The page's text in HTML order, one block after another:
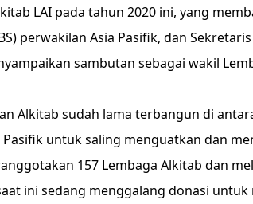
LAI pada tahun 2020 ini, yang
perwakilan Asia Pasifik, dan
sambutan sebagai wakil
Alkitab sudah lama terbangun di
untuk saling menguatkan dan
157 Lembaga Alkitab dan
ini sedang menggalang donasi